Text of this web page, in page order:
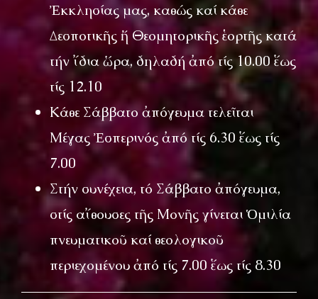
Ἐκκλησίας μας, καθώς καί κάθε
Δεσποτικῆς ἤ Θεομητορικῆς ἑορτῆς κατά
τήν ἴδια ὥρα, δηλαδή ἀπό τίς 10.00 ἕως
τίς 12.10
Κάθε Σάββατο ἀπόγευμα τελεῖται
Μέγας Ἐσπερινός ἀπό τίς 6.30 ἕως τίς
7.00
Στήν συνέχεια, τό Σάββατο ἀπόγευμα,
στίς αἴθουσες τῆς Μονῆς γίνεται Ὁμιλία
πνευματικοῦ καί θεολογικοῦ
περιεχομένου ἀπό τίς 7.00 ἕως τίς 8.30